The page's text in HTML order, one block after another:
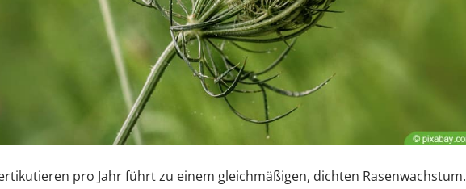
pro Jahr führt zu einem gleichmäßigen, dichten Rasenwachstum.